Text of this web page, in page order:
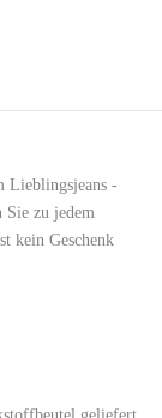
Lieblingsjeans -
zu jedem
kein Geschenk